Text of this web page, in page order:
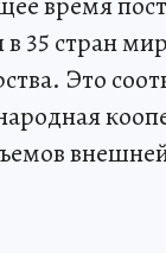
35 стран
Это